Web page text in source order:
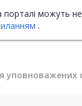
можуть
.
уповноважених